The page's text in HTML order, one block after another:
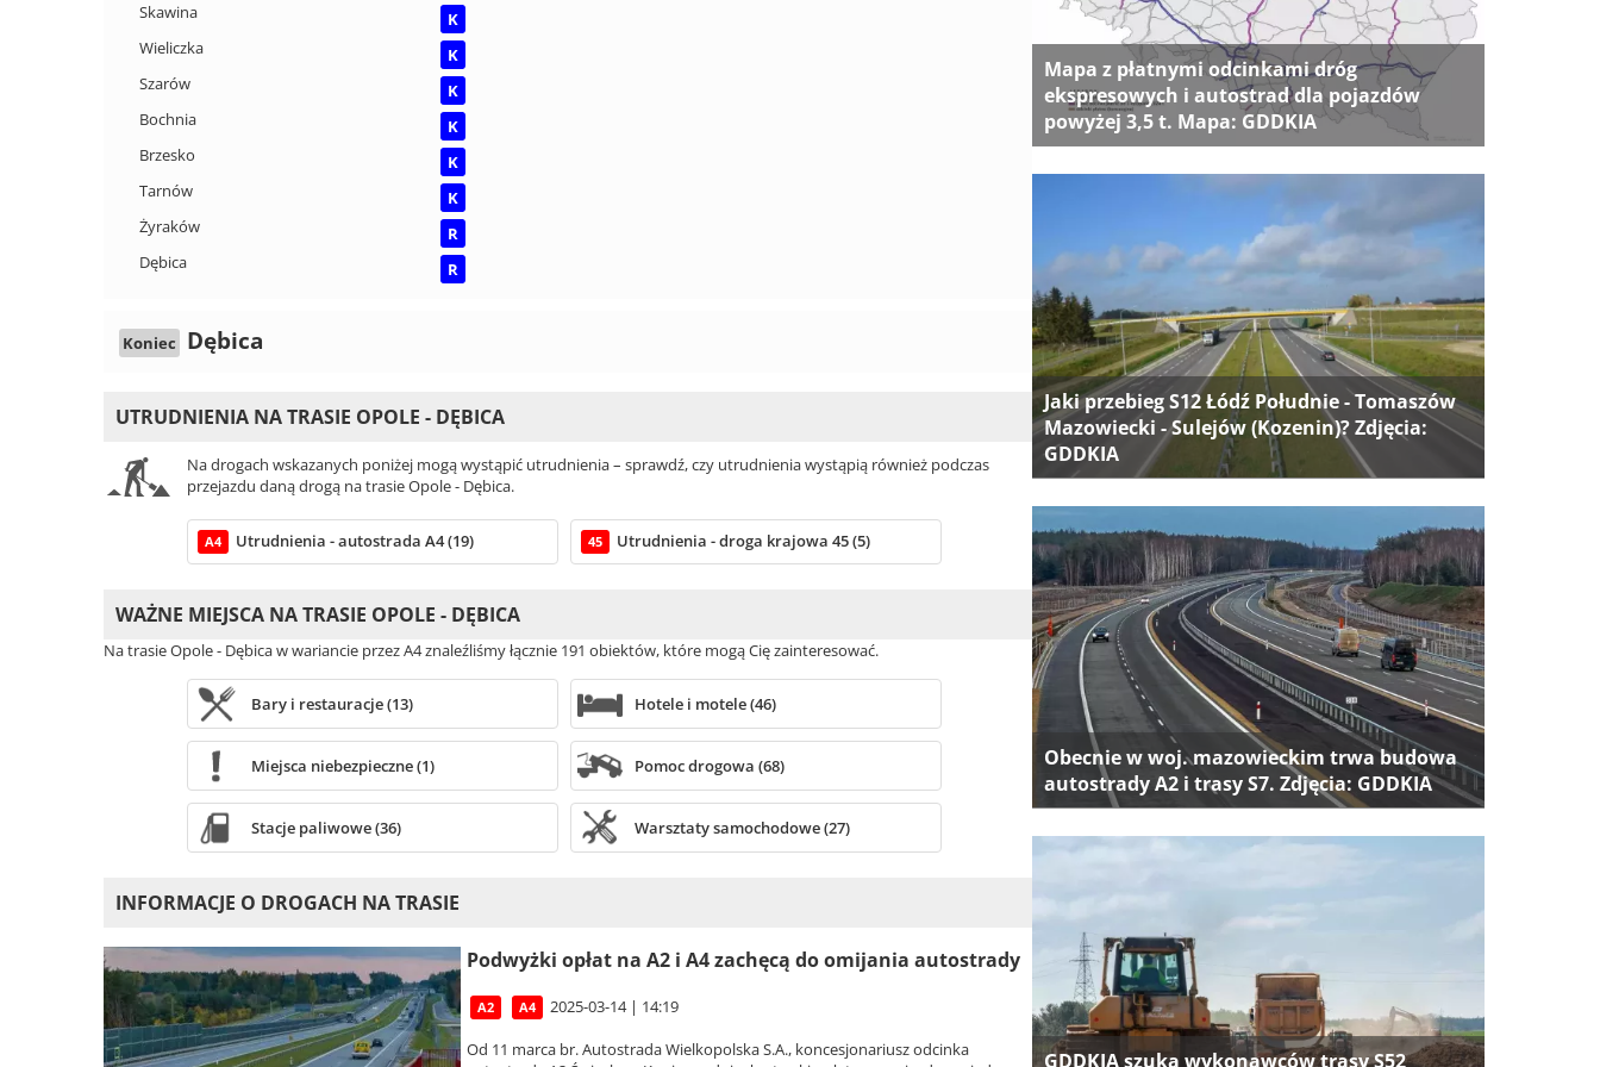
Skawina
K
Wieliczka
K
Szarów
K
Bochnia
K
Brzesko
K
Tarnów
K
Żyraków
R
Dębica
R
Koniec Dębica
UTRUDNIENIA NA TRASIE OPOLE - DĘBICA
Na drogach wskazanych poniżej mogą wystąpić utrudnienia – sprawdź, czy utrudnienia wystąpią również podczas
przejazdu daną drogą na trasie Opole - Dębica.
A4 Utrudnienia - autostrada A4 (19) 45 Utrudnienia - droga krajowa 45 (5)
WAŻNE MIEJSCA NA TRASIE OPOLE - DĘBICA
Na trasie Opole - Dębica w wariancie przez A4 znaleźliśmy łącznie 191 obiektów, które mogą Cię zainteresować.
Bary i restauracje (13) Hotele i motele (46)
Miejsca niebezpieczne (1) Pomoc drogowa (68)
Stacje paliwowe (36) Warsztaty samochodowe (27)
INFORMACJE O DROGACH NA TRASIE
Podwyżki opłat na A2 i A4 zachęcą do omijania autostrady
A2 A4 2025-03-14 | 14:19
Od 11 marca br. Autostrada Wielkopolska S.A., koncesjonariusz odcinka
Mapa z płatnymi odcinkami dróg
ekspresowych i autostrad dla pojazdów
powyżej 3,5 t. Mapa: GDDKIA
Jaki przebieg S12 Łódź Południe - Tomaszów
Mazowiecki - Sulejów (Kozenin)? Zdjęcia:
GDDKIA
Obecnie w woj. mazowieckim trwa budowa
autostrady A2 i trasy S7. Zdjęcia: GDDKIA
GDDKIA szuka wykonawców trasy S52